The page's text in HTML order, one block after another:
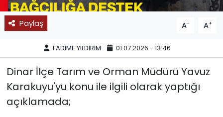
Paylaş A- A+
FADİME YILDIRIM 01.07.2026 - 13:46
Dinar İlçe Tarım ve Orman Müdürü Yavuz
Karakuyu'yu konu ile ilgili olarak yaptığı
açıklamada;